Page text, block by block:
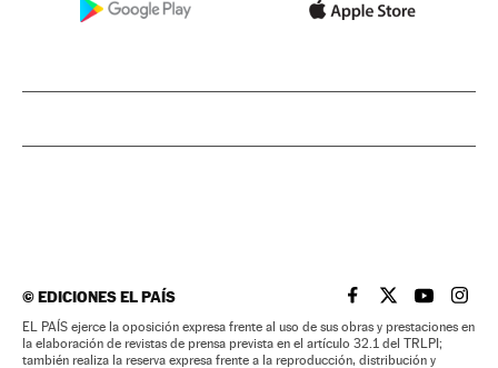
©EDICIONES EL PAÍS EL PAÍS BRASIL EN
EL PAÍSEL PAÍS
EL
EL PAÍS ejerce la oposición expresa frente al uso de sus obras y prestaciones en
la elaboración de revistas de prensa prevista en el artículo 32.1 del TRLPI;
también realiza la reserva expresa frente a la reproducción, distribución y